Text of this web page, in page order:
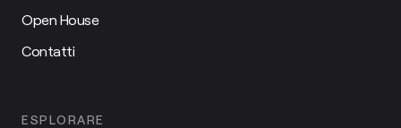
Open House
Contatti
ESPLORARE